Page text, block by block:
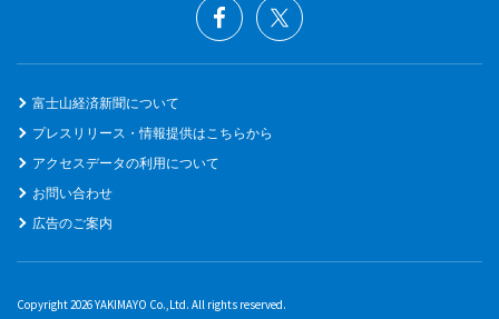
富士山経済新聞について
プレスリリース・情報提供はこちらから
アクセスデータの利用について
お問い合わせ
広告のご案内
Copyright 2026 YAKIMAYO Co.,Ltd. All rights reserved.